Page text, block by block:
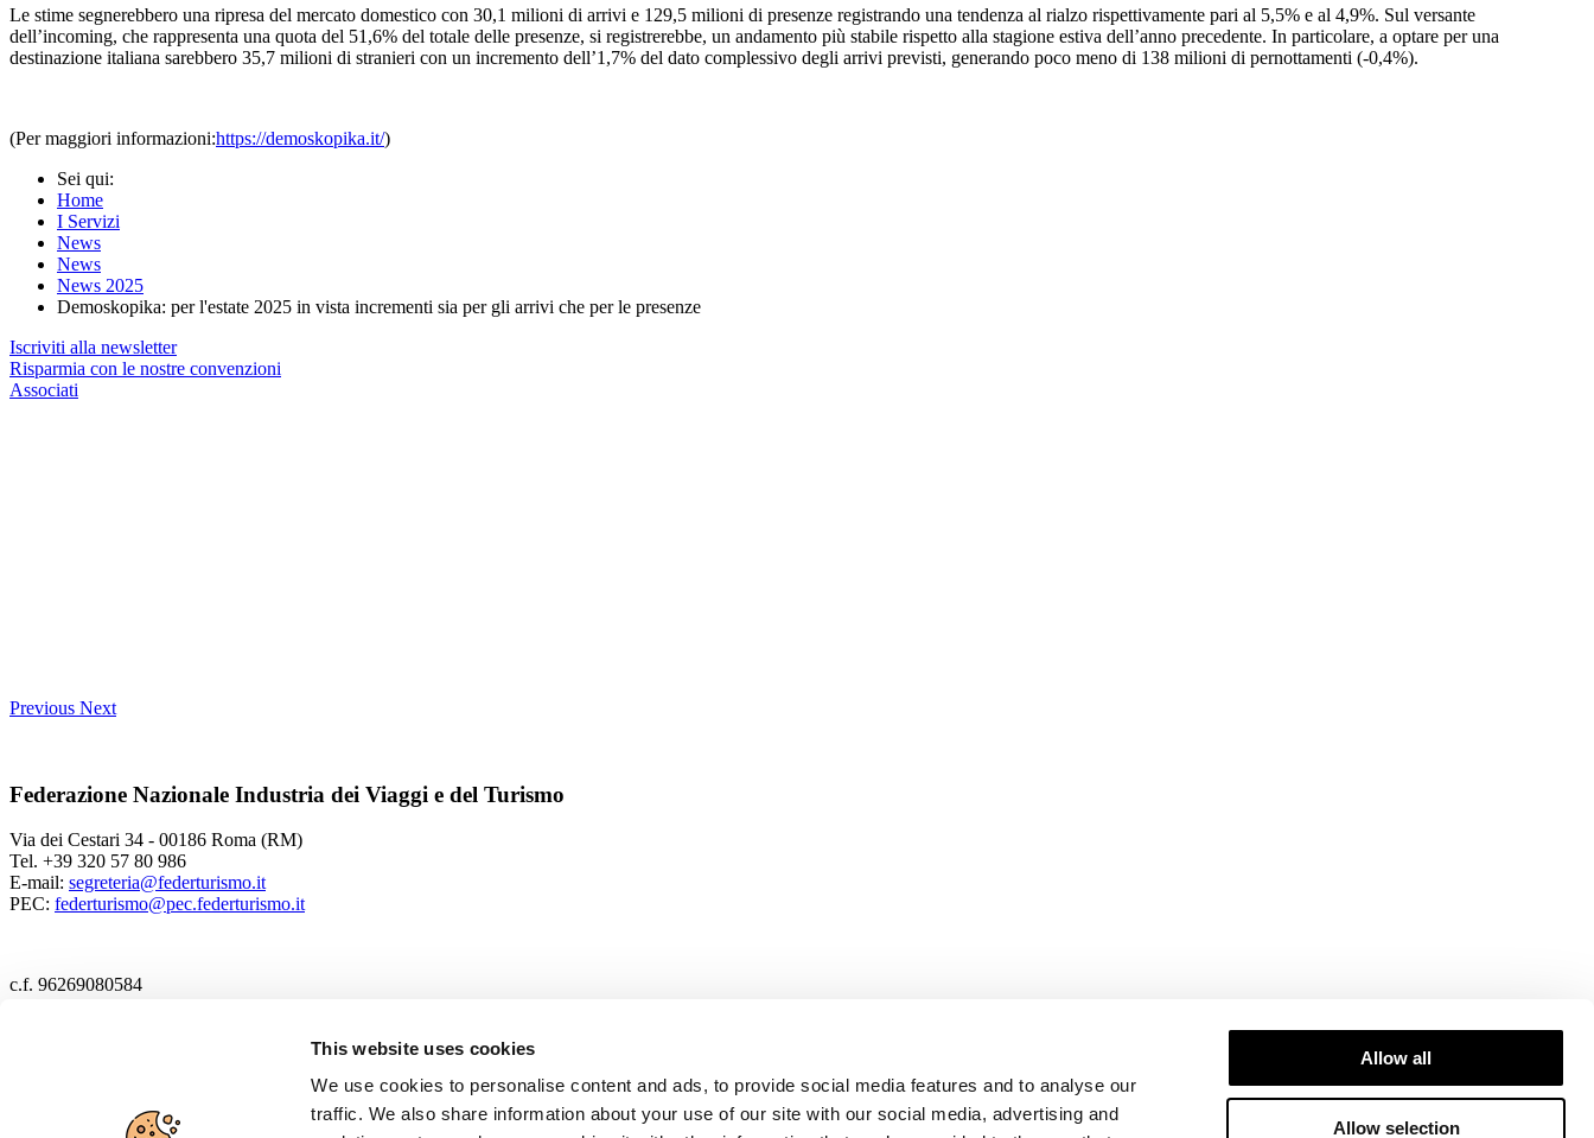
This website uses cookies
We use cookies to personalise content and ads, to provide social media features and to analyse our
traffic. We also share information about your use of our site with our social media, advertising and
Allow all
Allow selection
Le stime segnerebbero una ripresa del mercato domestico con 30,1 milioni di arrivi e 129,5 milioni di presenze registrando una tendenza al rialzo rispettivamente pari al 5,5% e al 4,9%. Sul versante
dell’incoming, che rappresenta una quota del 51,6% del totale delle presenze, si registrerebbe, un andamento più stabile rispetto alla stagione estiva dell’anno precedente. In particolare, a optare per una
destinazione italiana sarebbero 35,7 milioni di stranieri con un incremento dell’1,7% del dato complessivo degli arrivi previsti, generando poco meno di 138 milioni di pernottamenti (-0,4%).
(Per maggiori informazioni:https://demoskopika.it/)
Sei qui:
Home
I Servizi
News
News
News 2025
Demoskopika: per l'estate 2025 in vista incrementi sia per gli arrivi che per le presenze
Iscriviti alla newsletter
Risparmia con le nostre convenzioni
Associati
Previous Next
Federazione Nazionale Industria dei Viaggi e del Turismo
Via dei Cestari 34 - 00186 Roma (RM)
Tel. +39 320 57 80 986
E-mail: segreteria@federturismo.it
PEC: federturismo@pec.federturismo.it
c.f. 96269080584